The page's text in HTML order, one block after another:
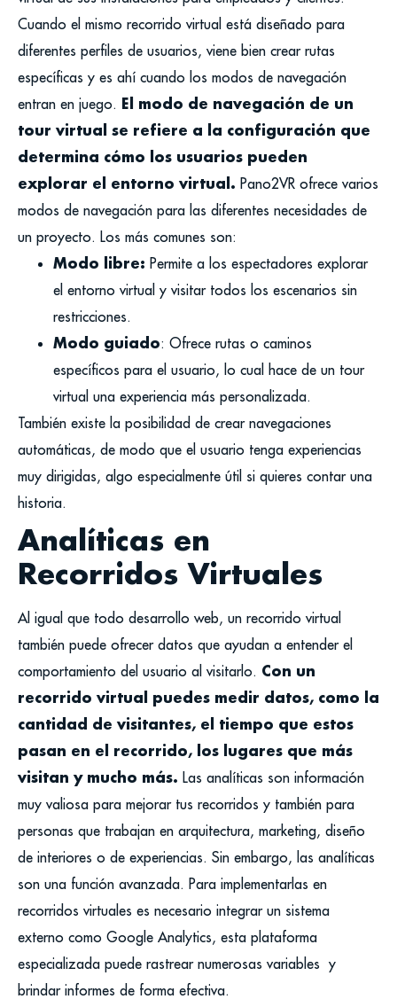
Cuando el mismo recorrido virtual está diseñado para
diferentes perfiles de usuarios, viene bien crear rutas
específicas y es ahí cuando los modos de navegación
entran en juego. El modo de navegación de un
tour virtual se refiere a la configuración que
determina cómo los usuarios pueden
explorar el entorno virtual. Pano2VR ofrece varios
modos de navegación para las diferentes necesidades de
un proyecto. Los más comunes son:
Modo libre: Permite a los espectadores explorar
el entorno virtual y visitar todos los escenarios sin
restricciones.
Modo guiado: Ofrece rutas o caminos
específicos para el usuario, lo cual hace de un tour
virtual una experiencia más personalizada.
También existe la posibilidad de crear navegaciones
automáticas, de modo que el usuario tenga experiencias
muy dirigidas, algo especialmente útil si quieres contar una
historia.
Analíticas en
Recorridos Virtuales
Al igual que todo desarrollo web, un recorrido virtual
también puede ofrecer datos que ayudan a entender el
comportamiento del usuario al visitarlo. Con un
recorrido virtual puedes medir datos, como la
cantidad de visitantes, el tiempo que estos
pasan en el recorrido, los lugares que más
visitan y mucho más. Las analíticas son información
muy valiosa para mejorar tus recorridos y también para
personas que trabajan en arquitectura, marketing, diseño
de interiores o de experiencias. Sin embargo, las analíticas
son una función avanzada. Para implementarlas en
recorridos virtuales es necesario integrar un sistema
externo como Google Analytics, esta plataforma
especializada puede rastrear numerosas variables y
brindar informes de forma efectiva.